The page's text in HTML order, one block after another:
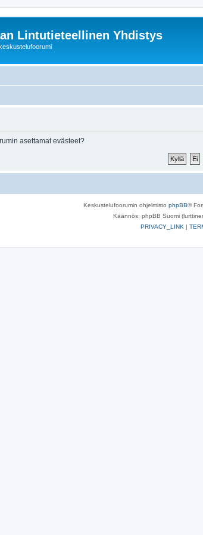
Lintutieteellinen Yhdistys
asettamat evästeet?
Keskustelufoorumin ohjelmisto phpBB®
Käännös: phpBB Suomi
PRIVACY_LINK |